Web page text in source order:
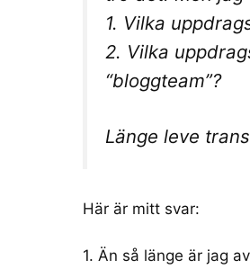
1. Vilka
2. Vilka
“bloggteam”?
Länge leve
Här är mitt svar:
1. Än så länge är jag